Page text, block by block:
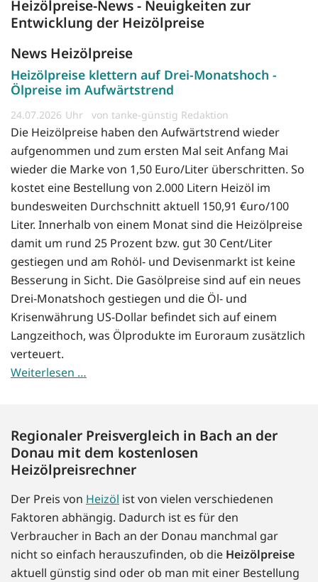
Heizölpreise-News - Neuigkeiten zur
Entwicklung der Heizölpreise
News Heizölpreise
Heizölpreise klettern auf Drei-Monatshoch -
Ölpreise im Aufwärtstrend
24.07.2026 von tanke-günstig Redaktion
Die Heizölpreise haben den Aufwärtstrend wieder
aufgenommen und zum ersten Mal seit Anfang Mai
wieder die Marke von 1,50 Euro/Liter überschritten. So
kostet eine Bestellung von 2.000 Litern Heizöl im
bundesweiten Durchschnitt aktuell 150,91 €uro/100
Liter. Innerhalb von einem Monat sind die Heizölpreise
damit um rund 25 Prozent bzw. gut 30 Cent/Liter
gestiegen und am Rohöl- und Devisenmarkt ist keine
Besserung in Sicht. Die Gasölpreise sind auf ein neues
Drei-Monatshoch gestiegen und die Öl- und
Krisenwährung US-Dollar befindet sich auf einem
Langzeithoch, was Ölprodukte im Euroraum zusätzlich
verteuert.
Weiterlesen …
Regionaler Preisvergleich in Bach an der
Donau mit dem kostenlosen
Heizölpreisrechner
Der Preis von Heizöl ist von vielen verschiedenen
Faktoren abhängig. Dadurch ist es für den
Verbraucher in Bach an der Donau manchmal gar
nicht so einfach herauszufinden, ob die Heizölpreise
aktuell günstig sind oder ob man mit einer Bestellung